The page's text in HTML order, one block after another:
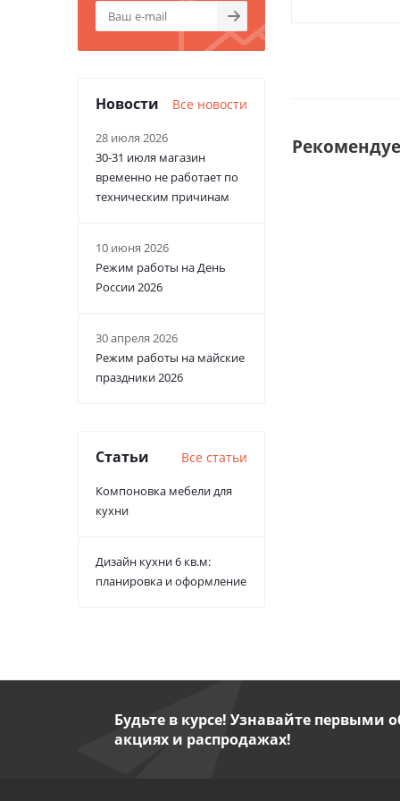
Новости Все новости
28 июля 2026
30-31 июля магазин
временно не работает по
техническим причинам
10 июня 2026
Режим работы на День
России 2026
30 апреля 2026
Режим работы на майские
праздники 2026
Статьи Все статьи
Компоновка мебели для
кухни
Дизайн кухни 6 кв.м:
планировка и оформление
Будьте в курсе! Узнавайте первыми
акциях и распродажах!